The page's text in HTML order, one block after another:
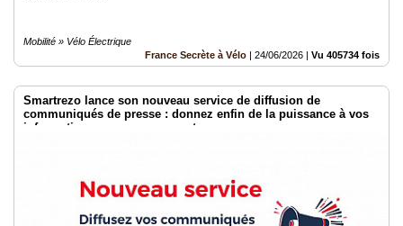
Mobilité » Vélo Électrique
France Secrète à Vélo | 24/06/2026 | Vu 405734 fois
Smartrezo lance son nouveau service de diffusion de
communiqués de presse : donnez enfin de la puissance à vos
informations sans engagement.